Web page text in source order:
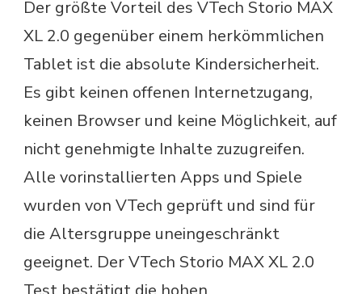
Der größte Vorteil des VTech Storio MAX
XL 2.0 gegenüber einem herkömmlichen
Tablet ist die absolute Kindersicherheit.
Es gibt keinen offenen Internetzugang,
keinen Browser und keine Möglichkeit, auf
nicht genehmigte Inhalte zuzugreifen.
Alle vorinstallierten Apps und Spiele
wurden von VTech geprüft und sind für
die Altersgruppe uneingeschränkt
geeignet. Der VTech Storio MAX XL 2.0